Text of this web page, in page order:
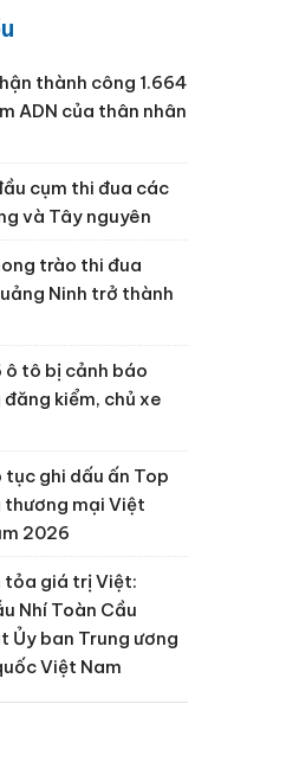
thành công 1.664
ADN của thân nhân
cụm thi đua các
và Tây nguyên
trào thi đua
Ninh trở thành
ô tô bị cảnh báo
kiểm, chủ xe
ghi dấu ấn Top
thương mại Việt
2026
tỏa giá trị Việt:
Nhí Toàn Cầu
Ủy ban Trung ương
Việt Nam